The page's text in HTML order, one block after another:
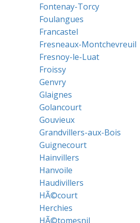
Fontenay-Torcy
Foulangues
Francastel
Fresneaux-Montchevreuil
Fresnoy-le-Luat
Froissy
Genvry
Glaignes
Golancourt
Gouvieux
Grandvillers-aux-Bois
Guignecourt
Hainvillers
Hanvoile
Haudivillers
HÃ©court
Herchies
HÃ©tomesnil